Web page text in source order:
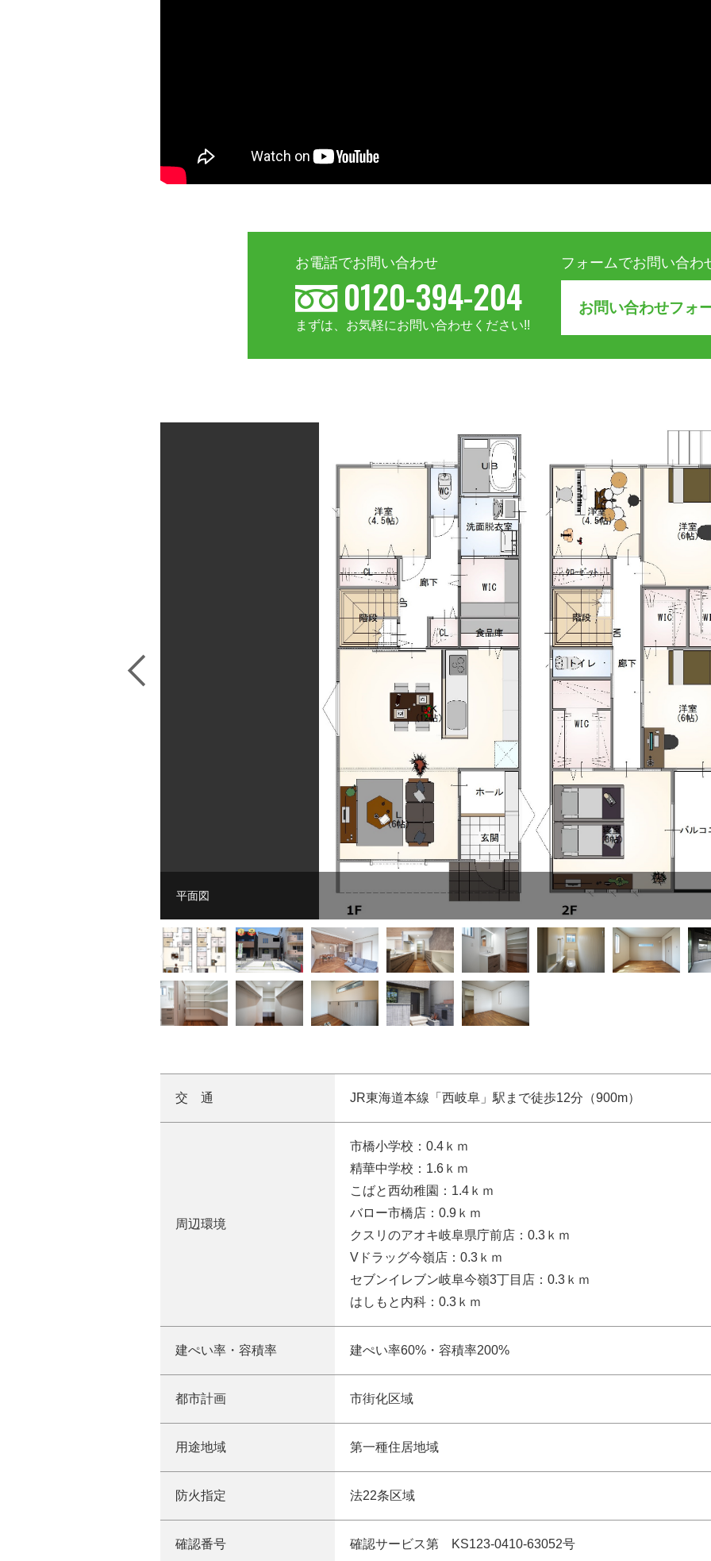
お電話でお問い合わせ
0120-394-204
まずは、お気軽にお問い合わせください!!
フォームでお問い合わ
お問い合わせフォ
平面図
交 通 JR東海道本線「西岐阜」駅まで徒歩12分（900m）
周辺環境
市橋小学校：0.4ｋｍ
精華中学校：1.6ｋｍ
こばと西幼稚園：1.4ｋｍ
バロー市橋店：0.9ｋｍ
クスリのアオキ岐阜県庁前店：0.3ｋｍ
Vドラッグ今嶺店：0.3ｋｍ
セブンイレブン岐阜今嶺3丁目店：0.3ｋｍ
はしもと内科：0.3ｋｍ
建ぺい率 ・容積率 建ぺい率60%・容積率200%
都市計画 市街化区域
用途地域 第一種住居地域
防火指定 法22条区域
確認番号 確認サービス第 KS123-0410-63052号